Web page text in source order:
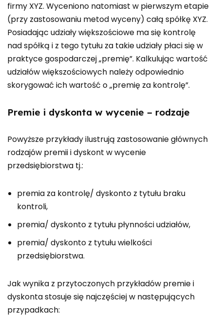
firmy XYZ. Wyceniono natomiast w pierwszym etapie
(przy zastosowaniu metod wyceny) całą spółkę XYZ.
Posiadając udziały większościowe ma się kontrolę
nad spółką i z tego tytułu za takie udziały płaci się w
praktyce gospodarczej „premię”. Kalkulując wartość
udziałów większościowych należy odpowiednio
skorygować ich wartość o „premię za kontrolę”.
Premie i dyskonta w wycenie – rodzaje
Powyższe przykłady ilustrują zastosowanie głównych
rodzajów premii i dyskont w wycenie
przedsiębiorstwa tj.:
premia za kontrolę/ dyskonto z tytułu braku
kontroli,
premia/ dyskonto z tytułu płynności udziałów,
premia/ dyskonto z tytułu wielkości
przedsiębiorstwa.
Jak wynika z przytoczonych przykładów premie i
dyskonta stosuje się najczęściej w następujących
przypadkach: